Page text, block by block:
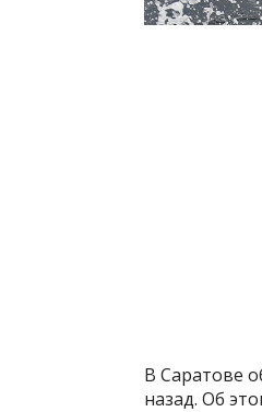
В Саратове
назад. Об